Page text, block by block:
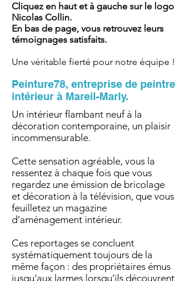
Cliquez en haut et à gauche sur le logo
Nicolas Collin.
En bas de page, vous retrouvez leurs
témoignages satisfaits.
Une véritable fierté pour notre équipe !
Peinture78, entreprise de peintre
intérieur à Mareil-Marly.
Un intérieur flambant neuf à la
décoration contemporaine, un plaisir
incommensurable.
Cette sensation agréable, vous la
ressentez à chaque fois que vous
regardez une émission de bricolage
et décoration à la télévision, que vous
feuilletez un magazine
d’aménagement intérieur.
Ces reportages se concluent
systématiquement toujours de la
même façon : des propriétaires émus
jusqu’aux larmes lorsqu’ils découvrent